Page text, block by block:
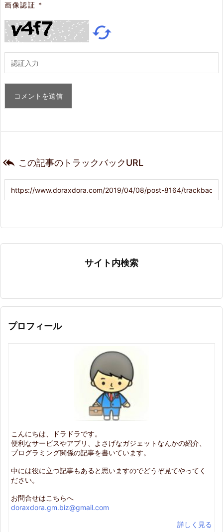
画像認証 *

 この記事のトラックバックURL
サイト内検索
プロフィール
こんにちは、ドラドラです。
便利なサービスやアプリ、よさげなガジェットなんかの紹介、
プログラミング関係の記事を書いています。
中には役に立つ記事もあると思いますのでどうぞ見てやってく
ださい。
お問合せはこちらへ
doraxdora.gm.biz@gmail.com
詳しく見る